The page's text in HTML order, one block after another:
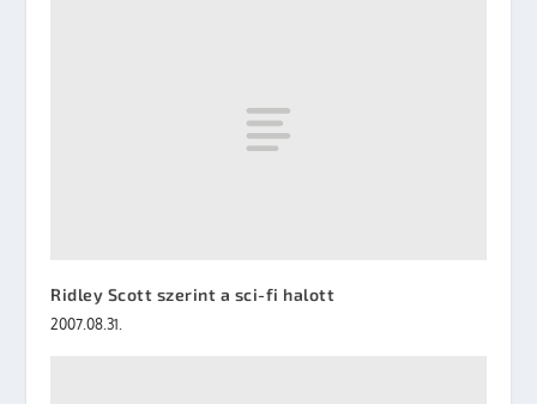
Ridley Scott szerint a sci-fi halott
2007.08.31.